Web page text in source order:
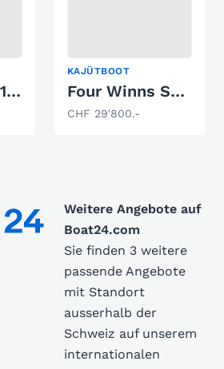
Four Winns 210 Horizon
KAJÜTBOOT
Four Winns Sundowner 215
CHF 29'800.-
Weitere Angebote auf
Boat24.com
Sie finden 3 weitere
passende Angebote
mit Standort
ausserhalb der
Schweiz auf unserem
internationalen